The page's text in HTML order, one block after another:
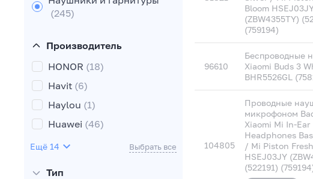
(245)
Производитель
HONOR (18)
Havit (6)
Haylou (1)
Huawei (46)
HyperX
Eщё 14 Выбрать все
Тип
Bloom
(ZBW4355TY)
(759194)
96610
Беспроводные
Xiaomi Buds 3
BHR5526GL
104805
Проводные
микрофоном
Xiaomi Mi In-Ear
Headphones
/ Mi Piston
HSEJ03JY
(522191)